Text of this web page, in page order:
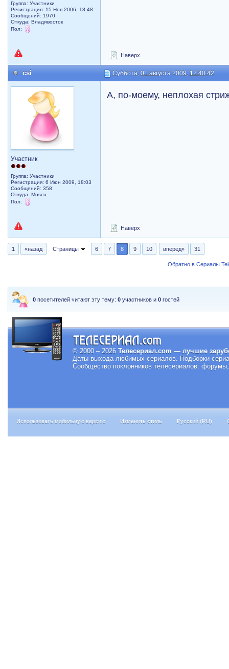
Группа: Участники
Регистрация: 15 Ноя 2006, 18:48
Сообщений: 1970
Откуда: Владивосток
Пол:
Наверх
csi Суббота, 01 августа 2009, 12:40:42
Участник
Группа: Участники
Регистрация: 6 Июн 2009, 18:03
Сообщений: 358
Откуда: Moscu
Пол:
А, по-моему, неплохая
Наверх
1 «назад Страницы 6 7 8 9 10 вперед» 31
Обратно в Сериалы
0 посетителей читают эту тему:0 участников и0 гостей
© 2000 – 2026 Телесериал.com — лучшие
Даты выхода любимых сериалов. Подборки
Сообщество поклонников телесериалов:
Использовать мобильную версию Изменить стиль Русский (RU)